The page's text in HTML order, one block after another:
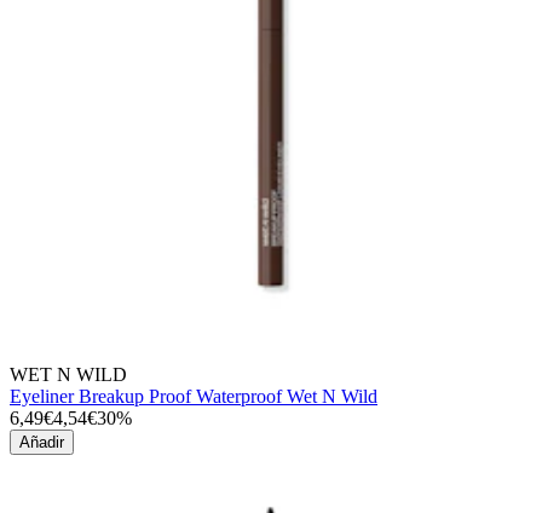
WET N WILD
Eyeliner Breakup Proof Waterproof Wet N Wild
6,49€4,54€30%
Añadir